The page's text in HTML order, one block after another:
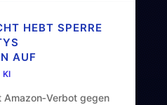
HEBT SPERRE
AUF
KI
gegen